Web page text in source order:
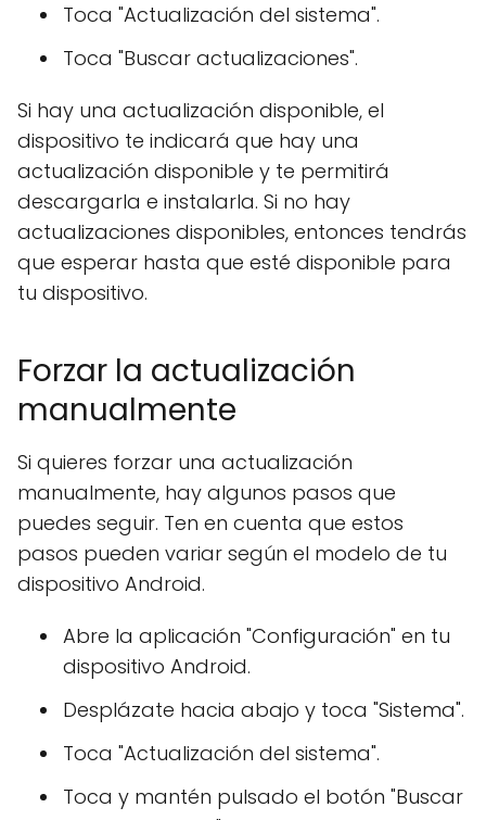
Toca "Actualización del sistema".
Toca "Buscar actualizaciones".
Si hay una actualización disponible, el
dispositivo te indicará que hay una
actualización disponible y te permitirá
descargarla e instalarla. Si no hay
actualizaciones disponibles, entonces tendrás
que esperar hasta que esté disponible para
tu dispositivo.
Forzar la actualización
manualmente
Si quieres forzar una actualización
manualmente, hay algunos pasos que
puedes seguir. Ten en cuenta que estos
pasos pueden variar según el modelo de tu
dispositivo Android.
Abre la aplicación "Configuración" en tu
dispositivo Android.
Desplázate hacia abajo y toca "Sistema".
Toca "Actualización del sistema".
Toca y mantén pulsado el botón "Buscar